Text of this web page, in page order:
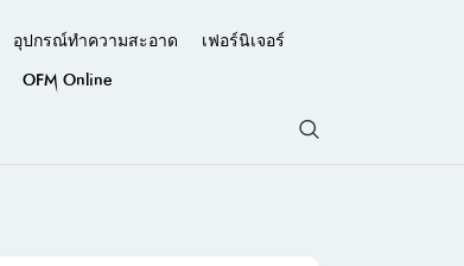
อุปกรณ์ทำความสะอาด
เฟอร์นิเจอร์
OFM Online